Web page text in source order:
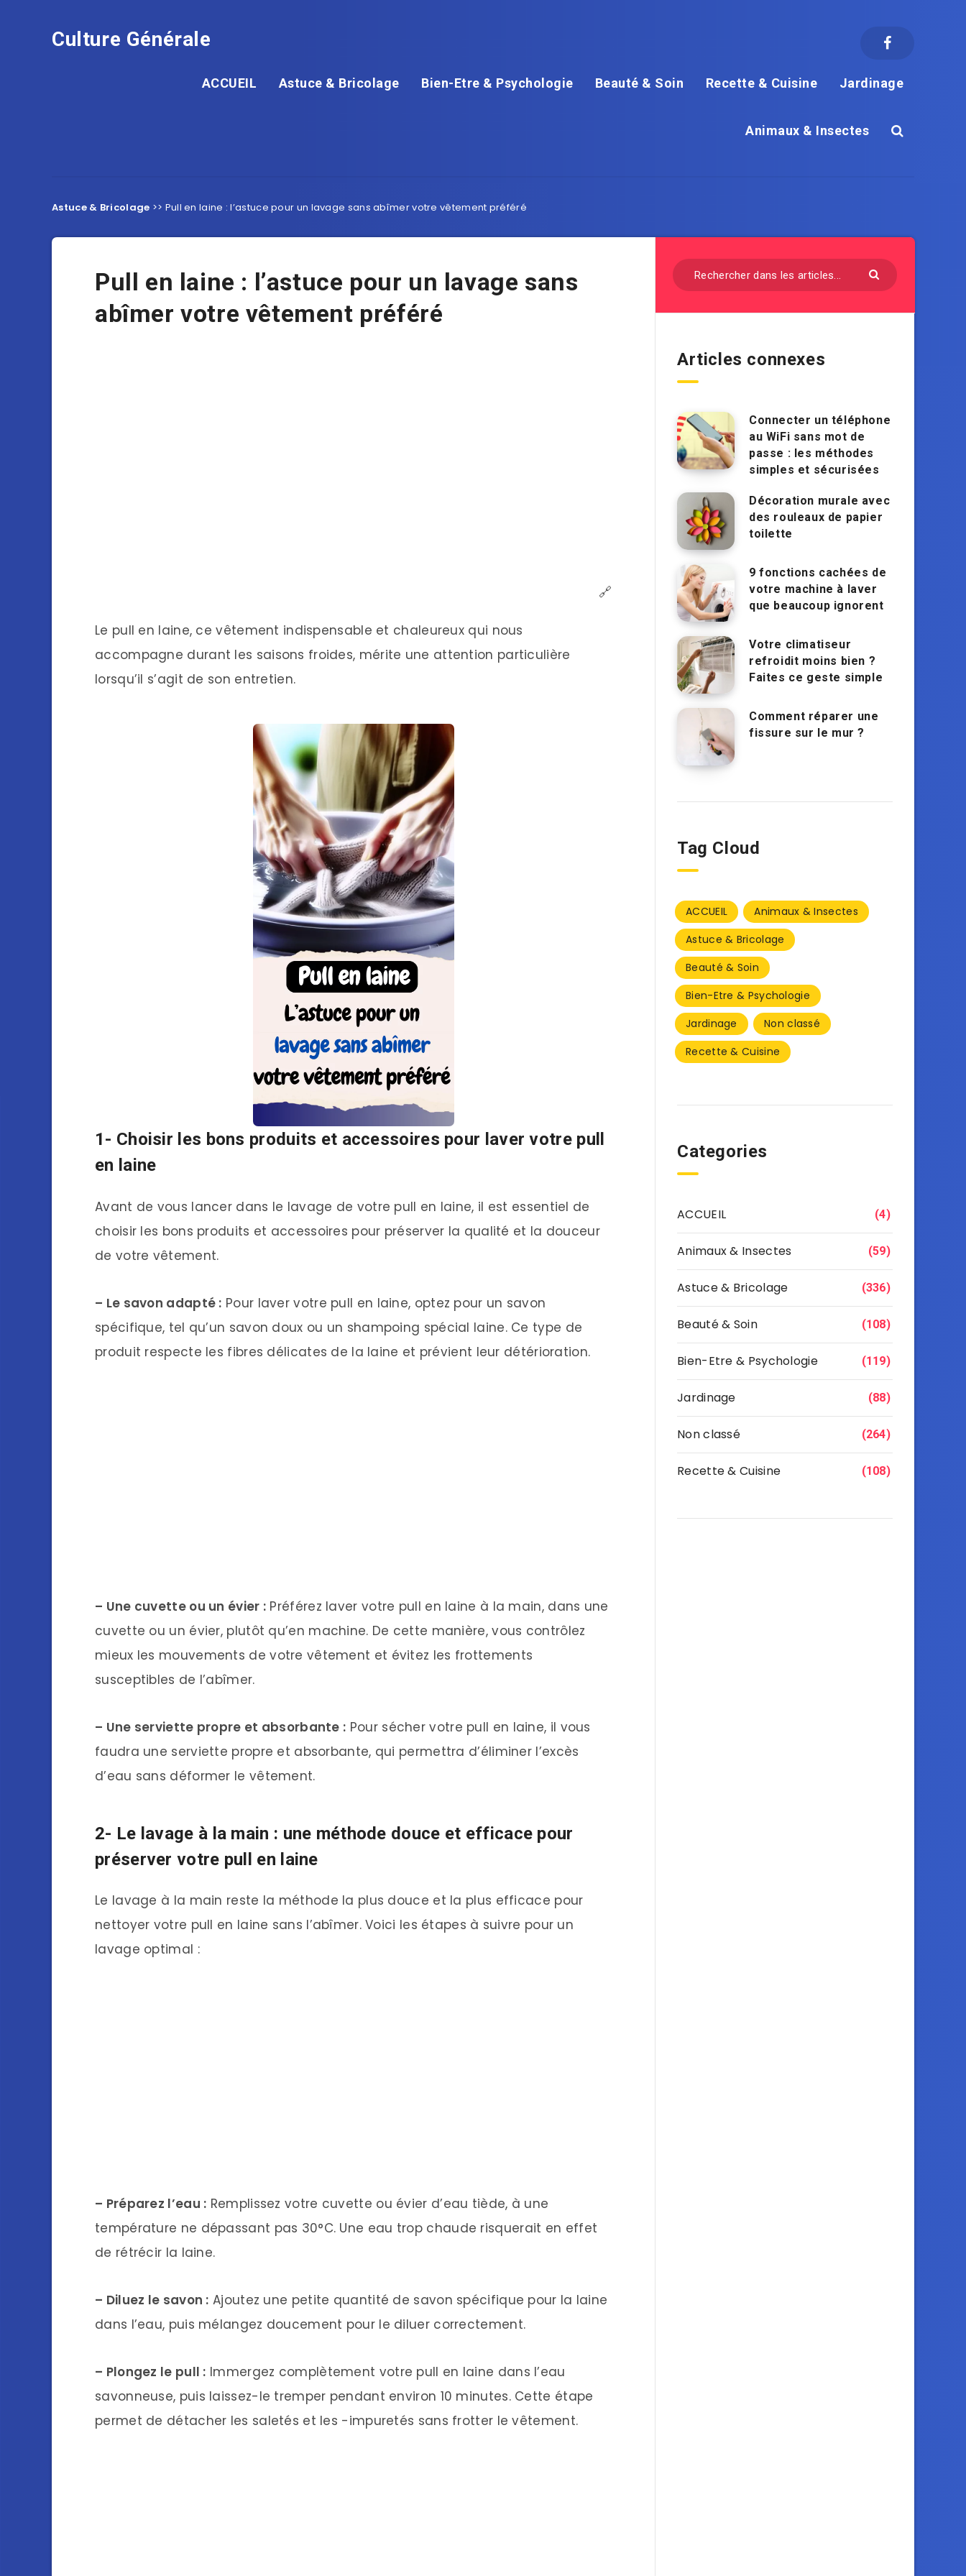
Culture Générale
ACCUEIL Astuce & Bricolage Bien-Etre & Psychologie Beauté & Soin Recette & Cuisine Jardinage
Animaux & Insectes
Astuce & Bricolage >> Pull en laine : l’astuce pour un lavage sans abîmer votre vêtement préféré
Pull en laine : l’astuce pour un lavage sans
abîmer votre vêtement préféré
🔗
Le pull en laine, ce vêtement indispensable et chaleureux qui nous
accompagne durant les saisons froides, mérite une attention particulière
lorsqu’il s’agit de son entretien.
1- Choisir les bons produits et accessoires pour laver votre pull
en laine
Avant de vous lancer dans le lavage de votre pull en laine, il est essentiel de
choisir les bons produits et accessoires pour préserver la qualité et la douceur
de votre vêtement.
– Le savon adapté : Pour laver votre pull en laine, optez pour un savon
spécifique, tel qu’un savon doux ou un shampoing spécial laine. Ce type de
produit respecte les fibres délicates de la laine et prévient leur détérioration.
– Une cuvette ou un évier : Préférez laver votre pull en laine à la main, dans une
cuvette ou un évier, plutôt qu’en machine. De cette manière, vous contrôlez
mieux les mouvements de votre vêtement et évitez les frottements
susceptibles de l’abîmer.
– Une serviette propre et absorbante : Pour sécher votre pull en laine, il vous
faudra une serviette propre et absorbante, qui permettra d’éliminer l’excès
d’eau sans déformer le vêtement.
2- Le lavage à la main : une méthode douce et efficace pour
préserver votre pull en laine
Le lavage à la main reste la méthode la plus douce et la plus efficace pour
nettoyer votre pull en laine sans l’abîmer. Voici les étapes à suivre pour un
lavage optimal :
– Préparez l’eau : Remplissez votre cuvette ou évier d’eau tiède, à une
température ne dépassant pas 30°C. Une eau trop chaude risquerait en effet
de rétrécir la laine.
– Diluez le savon : Ajoutez une petite quantité de savon spécifique pour la laine
dans l’eau, puis mélangez doucement pour le diluer correctement.
– Plongez le pull : Immergez complètement votre pull en laine dans l’eau
savonneuse, puis laissez-le tremper pendant environ 10 minutes. Cette étape
permet de détacher les saletés et les -impuretés sans frotter le vêtement.
Articles connexes
Connecter un téléphone
au WiFi sans mot de
passe : les méthodes
simples et sécurisées
Décoration murale avec
des rouleaux de papier
toilette
9 fonctions cachées de
votre machine à laver
que beaucoup ignorent
Votre climatiseur
refroidit moins bien ?
Faites ce geste simple
Comment réparer une
fissure sur le mur ?
Tag Cloud
ACCUEIL
Animaux & Insectes
Astuce & Bricolage
Beauté & Soin
Bien-Etre & Psychologie
Jardinage
Non classé
Recette & Cuisine
Categories
ACCUEIL (4)
Animaux & Insectes (59)
Astuce & Bricolage (336)
Beauté & Soin (108)
Bien-Etre & Psychologie (119)
Jardinage (88)
Non classé (264)
Recette & Cuisine (108)